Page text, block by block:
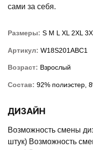
сами за себя.
Размеры: S M LXL2XL
Артикул: W18S201ABC1
Возраст: Взрослый
Состав: 92% полиэстер,
ДИЗАЙН
Возможность смены
штук) Возможность